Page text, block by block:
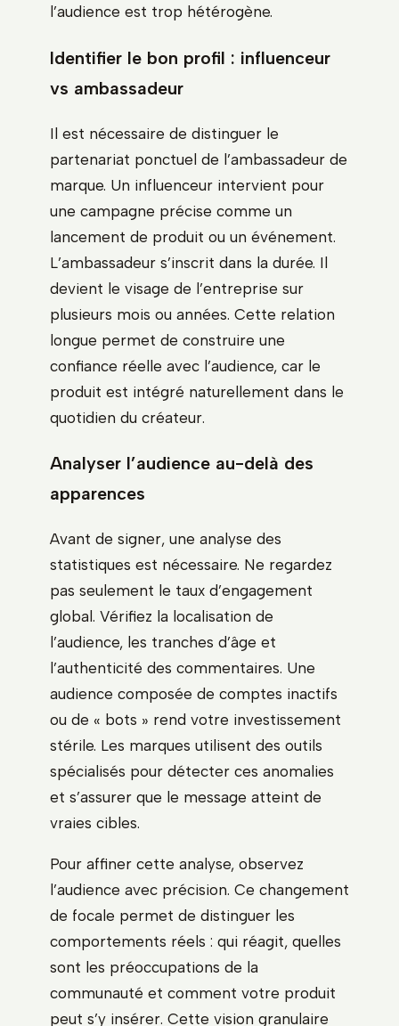
l’audience est trop hétérogène.
Identifier le bon profil : influenceur
vs ambassadeur
Il est nécessaire de distinguer le
partenariat ponctuel de l’ambassadeur de
marque. Un influenceur intervient pour
une campagne précise comme un
lancement de produit ou un événement.
L’ambassadeur s’inscrit dans la durée. Il
devient le visage de l’entreprise sur
plusieurs mois ou années. Cette relation
longue permet de construire une
confiance réelle avec l’audience, car le
produit est intégré naturellement dans le
quotidien du créateur.
Analyser l’audience au-delà des
apparences
Avant de signer, une analyse des
statistiques est nécessaire. Ne regardez
pas seulement le taux d’engagement
global. Vérifiez la localisation de
l’audience, les tranches d’âge et
l’authenticité des commentaires. Une
audience composée de comptes inactifs
ou de « bots » rend votre investissement
stérile. Les marques utilisent des outils
spécialisés pour détecter ces anomalies
et s’assurer que le message atteint de
vraies cibles.
Pour affiner cette analyse, observez
l’audience avec précision. Ce changement
de focale permet de distinguer les
comportements réels : qui réagit, quelles
sont les préoccupations de la
communauté et comment votre produit
peut s’y insérer. Cette vision granulaire